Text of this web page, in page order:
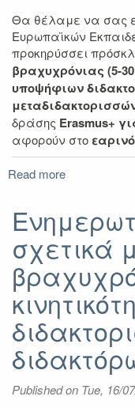
Θα θέλαμε να σας
Ευρωπαϊκών
προκηρύσσει
βραχυχρόνιας (5-
υποψήφιων
δράσης Erasmus+
αφορούν στο
Read more
αιτήσεων
υποψήφιων
διδακτόρων
σχετικά
Published on Tue, 16/